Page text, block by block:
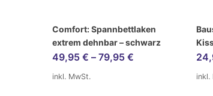
Comfort: Spannbettlaken
extrem dehnbar – schwarz
49,95 € – 79,95 €
inkl. MwSt. inkl.